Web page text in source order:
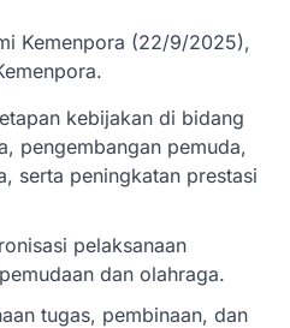
Kemenpora (22/9/2025),
kebijakan di bidang
pengembangan pemuda,
serta peningkatan prestasi
pelaksanaan
dan olahraga.
tugas, pembinaan, dan